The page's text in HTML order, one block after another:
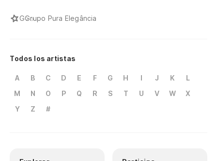
GGrupo Pura Elegância
Todos los artistas
A B C D E F G H I J K
L
M
N O P Q R S T U V W
X
Y
Z #